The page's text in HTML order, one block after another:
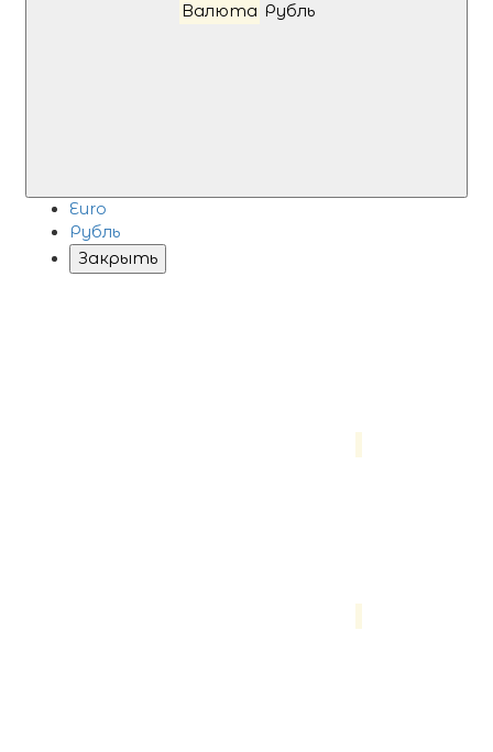
Валюта Рубль
Euro
Рубль
Закрыть